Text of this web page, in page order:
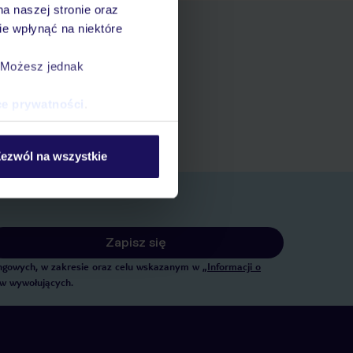
naszej stronie oraz
wpłynąć na niektóre
jednak
prywatności
na wszystkie
Zapisz się
w zakresie oraz celu wskazanym w „Informacji o
wywołujących.